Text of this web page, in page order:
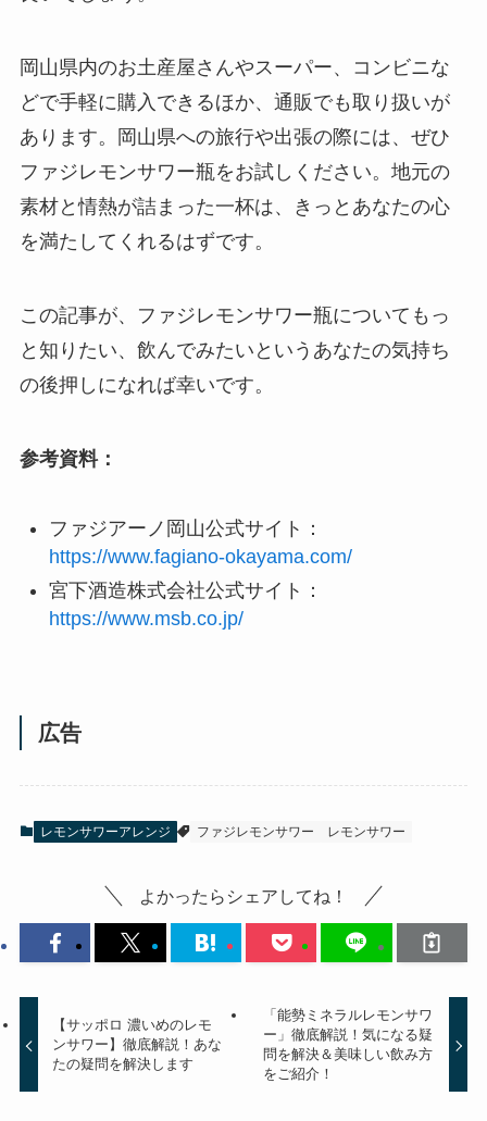
岡山県内のお土産屋さんやスーパー、コンビニな
どで手軽に購入できるほか、通販でも取り扱いが
あります。岡山県への旅行や出張の際には、ぜひ
ファジレモンサワー瓶をお試しください。地元の
素材と情熱が詰まった一杯は、きっとあなたの心
を満たしてくれるはずです。
この記事が、ファジレモンサワー瓶についてもっ
と知りたい、飲んでみたいというあなたの気持ち
の後押しになれば幸いです。
参考資料：
ファジアーノ岡山公式サイト：
https://www.fagiano-okayama.com/
宮下酒造株式会社公式サイト：
https://www.msb.co.jp/
広告
レモンサワーアレンジ ファジレモンサワー レモンサワー
よかったらシェアしてね！
【サッポロ 濃いめのレモ
ンサワー】徹底解説！あな
たの疑問を解決します
「能勢ミネラルレモンサワ
ー」徹底解説！気になる疑
問を解決＆美味しい飲み方
をご紹介！